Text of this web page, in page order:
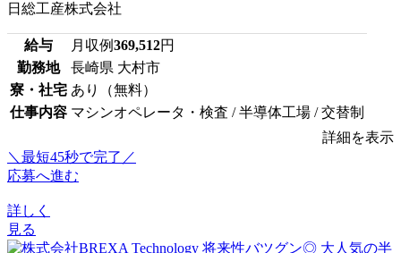
日総工産株式会社
給与 月収例369,512円
勤務地
長崎県 大村市
寮・社宅 あり（無料）
仕事内容 マシンオペレータ・検査 / 半導体工場 / 交替制
詳細を表示
＼最短45秒で完了／
応募へ進む
詳しく
見る